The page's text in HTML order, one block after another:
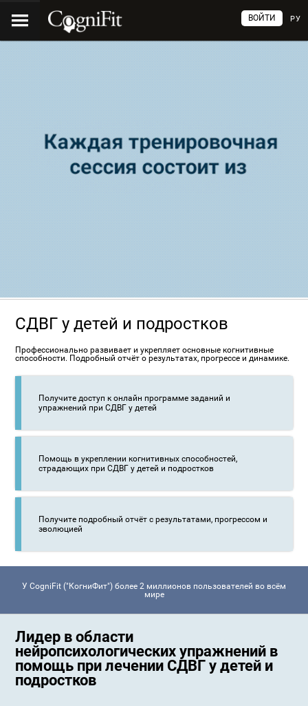
РУ
ВОЙТИ
СДВГ у детей и подростков
Профессионально развивает и укрепляет основные когнитивные
способности. Подробный отчёт о результатах, прогрессе и динамике.
Получите доступ к онлайн программе заданий и
упражнений при СДВГ у детей
Помощь в укреплении когнитивных способностей,
страдающих при СДВГ у детей и подростков
Получите подробный отчёт с результатами, прогрессом и
эволюцией
У CogniFit ("КогниФит") более 2 миллионов пользователей во всём
мире
Лидер в области
нейропсихологических упражнений в
помощь при лечении СДВГ у детей и
подростков